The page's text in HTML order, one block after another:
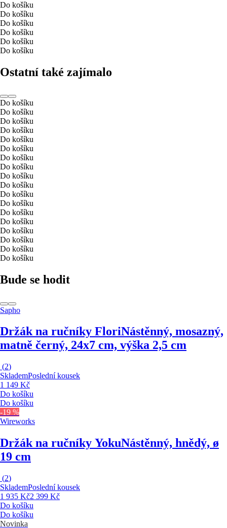
Do košíku
Do košíku
Do košíku
Do košíku
Do košíku
Do košíku
Ostatní také zajímalo
Do košíku
Do košíku
Do košíku
Do košíku
Do košíku
Do košíku
Do košíku
Do košíku
Do košíku
Do košíku
Do košíku
Do košíku
Do košíku
Do košíku
Do košíku
Do košíku
Do košíku
Do košíku
Bude se hodit
Sapho
Držák na ručníky FloriNástěnný, mosazný,
matně černý, 24x7 cm, výška 2,5 cm
(2)
SklademPoslední kousek
1 149 Kč
Do košíku
Do košíku
-19 %
Wireworks
Držák na ručníky YokuNástěnný, hnědý, ø
19 cm
(2)
SklademPoslední kousek
1 935 Kč2 399 Kč
Do košíku
Do košíku
Novinka